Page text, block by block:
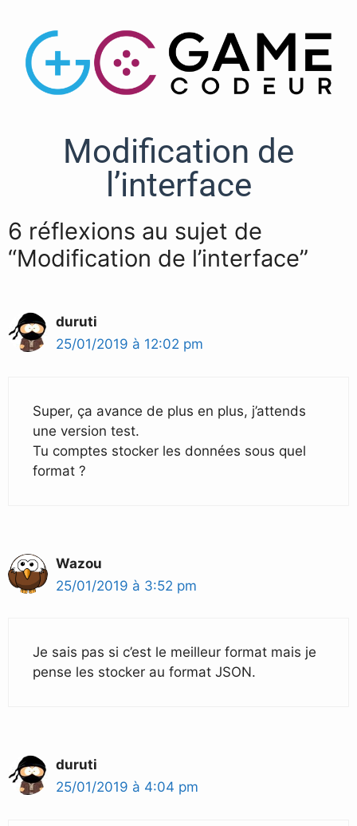
Modification de
l’interface
6 réflexions au sujet de
“Modification de l’interface”
duruti
25/01/2019 à 12:02 pm
Super, ça avance de plus en plus, j’attends
une version test.
Tu comptes stocker les données sous quel
format ?
Wazou
25/01/2019 à 3:52 pm
Je sais pas si c’est le meilleur format mais je
pense les stocker au format JSON.
duruti
25/01/2019 à 4:04 pm